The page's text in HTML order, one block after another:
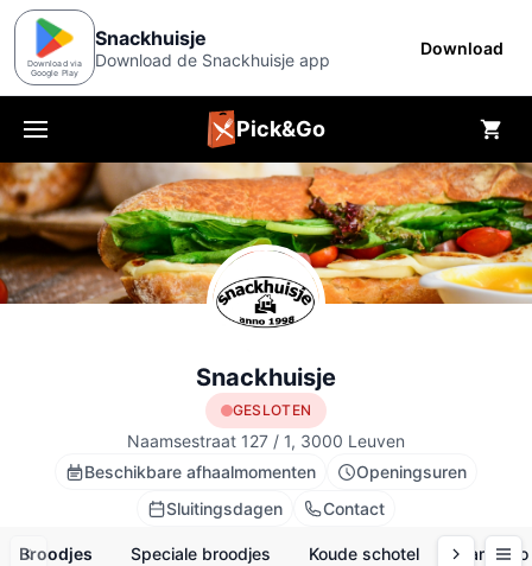
Download via
Google Play
Snackhuisje
Download de Snackhuisje app
Download
Menu Pick&Go
Snackhuisje
GESLOTEN
Naamsestraat 127 / 1, 3000 Leuven
Beschikbare afhaalmomenten
Openingsuren
Sluitingsdagen
Contact
Broodjes Speciale broodjes Koude schotel